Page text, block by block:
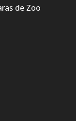
de Zoo